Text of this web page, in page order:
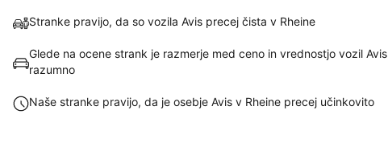
Stranke pravijo, da so vozila Avis precej čista v Rheine
Glede na ocene strank je razmerje med ceno in vrednostjo vozil Avis
razumno
Naše stranke pravijo, da je osebje Avis v Rheine precej učinkovito